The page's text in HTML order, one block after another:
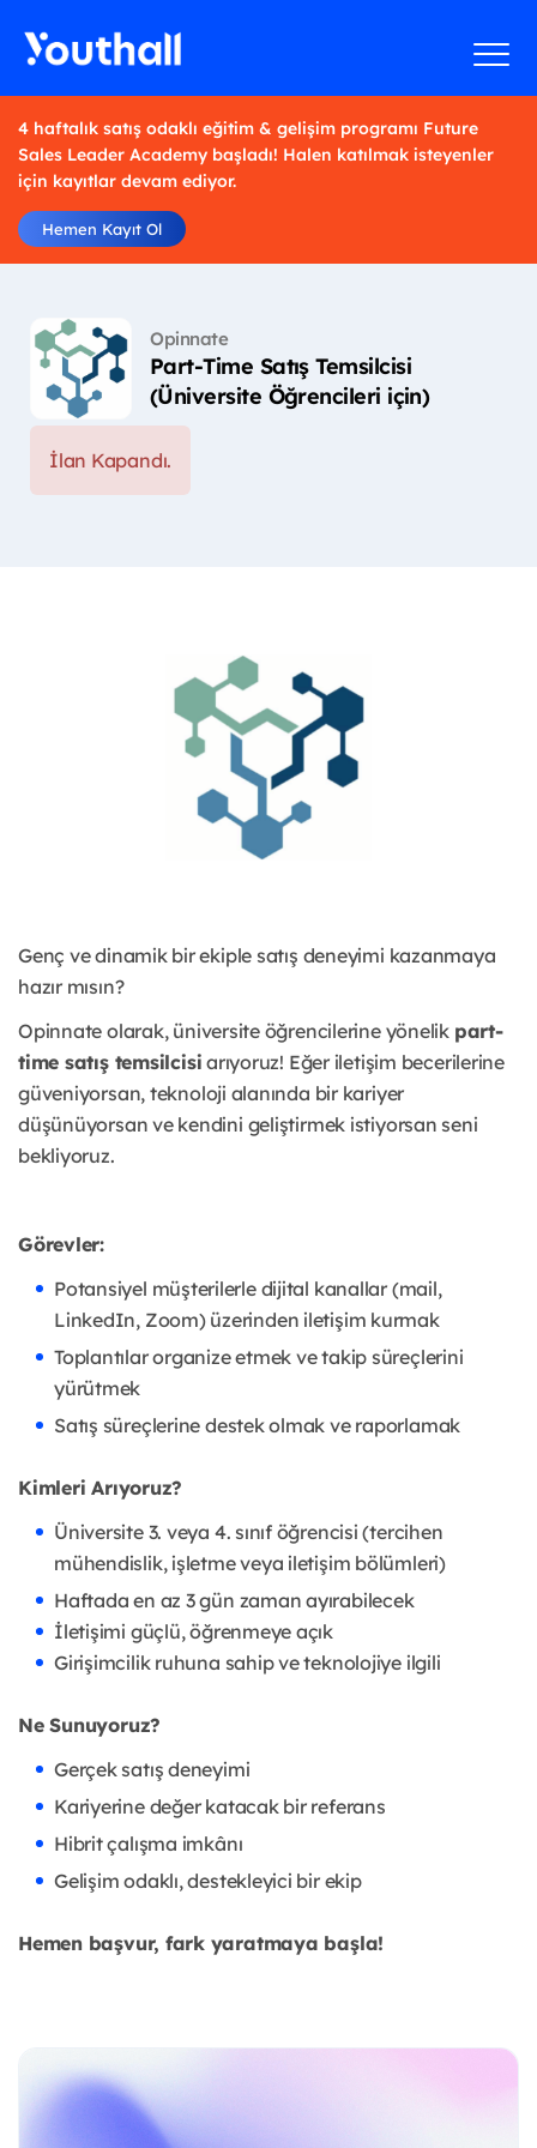
4 haftalık satış odaklı eğitim & gelişim programı Future
Sales Leader Academy başladı! Halen katılmak isteyenler
için kayıtlar devam ediyor.
Hemen Kayıt Ol
Opinnate
Part-Time Satış Temsilcisi
(Üniversite Öğrencileri için)
İlan Kapandı.
Genç ve dinamik bir ekiple satış deneyimi kazanmaya
hazır mısın?
Opinnate olarak, üniversite öğrencilerine yönelik part-
time satış temsilcisi arıyoruz! Eğer iletişim becerilerine
güveniyorsan, teknoloji alanında bir kariyer
düşünüyorsan ve kendini geliştirmek istiyorsan seni
bekliyoruz.
Görevler:
Potansiyel müşterilerle dijital kanallar (mail,
LinkedIn, Zoom) üzerinden iletişim kurmak
Toplantılar organize etmek ve takip süreçlerini
yürütmek
Satış süreçlerine destek olmak ve raporlamak
Kimleri Arıyoruz?
Üniversite 3. veya 4. sınıf öğrencisi (tercihen
mühendislik, işletme veya iletişim bölümleri)
Haftada en az 3 gün zaman ayırabilecek
İletişimi güçlü, öğrenmeye açık
Girişimcilik ruhuna sahip ve teknolojiye ilgili
Ne Sunuyoruz?
Gerçek satış deneyimi
Kariyerine değer katacak bir referans
Hibrit çalışma imkânı
Gelişim odaklı, destekleyici bir ekip
Hemen başvur, fark yaratmaya başla!